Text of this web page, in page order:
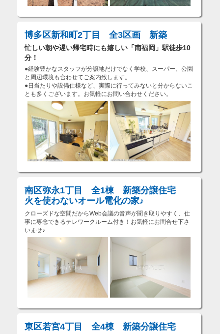
博多区新和町2丁目 全3区画 新築
忙しい朝や遅い帰宅時にも嬉しい「南福岡」駅徒歩10
分！
●経験豊かなスタッフが分譲地だけでなく学校、スーパー、公園
と周辺環境も合わせてご案内致します。
●日当たりや設備仕様など、実際に行ってみないと分からないこ
とも多くございます。お気軽にお問い合わせください。
南区弥永1丁目 全1棟 新築分譲住宅
火を使わないオール電化の家♪
クローズドな空間だからWeb会議の音声が聞き取りやすく、仕
事に専念できるテレワークルーム付き！お気軽にお問合せ下さ
いませ♪
東区若宮4丁目 全4棟 新築分譲住宅